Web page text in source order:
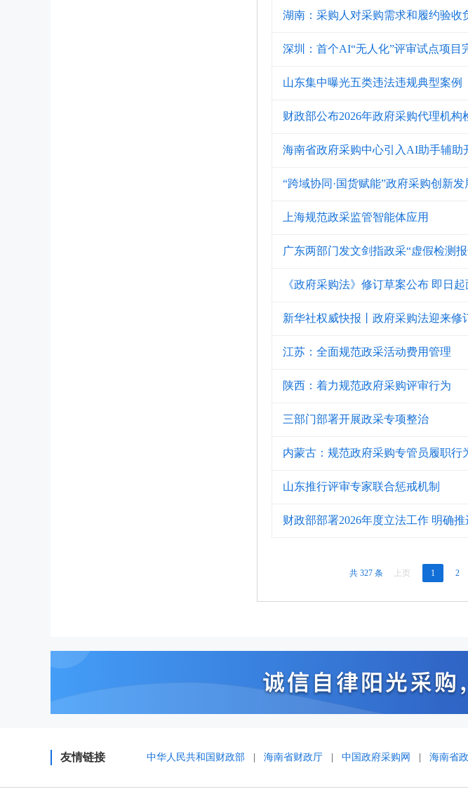
湖南：采购人对采购需求和履约验收
深圳：首个AI“无人化”评审试点项目
山东集中曝光五类违法违规典型案例
财政部公布2026年政府采购代理机构
海南省政府采购中心引入AI助手辅
“跨域协同·国货赋能”政府采购创新
上海规范政采监管智能体应用
广东两部门发文剑指政采“虚假检测
《政府采购法》修订草案公布 即日
新华社权威快报丨政府采购法迎来修
江苏：全面规范政采活动费用管理
陕西：着力规范政府采购评审行为
三部门部署开展政采专项整治
内蒙古：规范政府采购专管员履职行
山东推行评审专家联合惩戒机制
财政部部署2026年度立法工作 明确
共 327 条 上页 1 2
友情链接 中华人民共和国财政部 海南省财政厅 中国政府采购网 海南省